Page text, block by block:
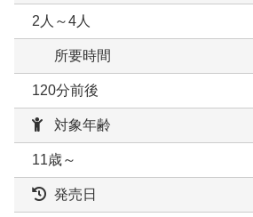
2人～4人
所要時間
120分前後
対象年齢
11歳～
発売日